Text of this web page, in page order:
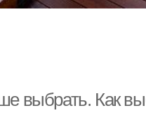
выбрать. Как